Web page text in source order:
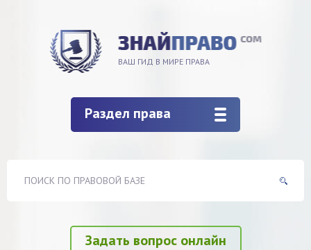
ВАШ ГИД В МИРЕ ПРАВА
Раздел права
Задать вопрос онлайн